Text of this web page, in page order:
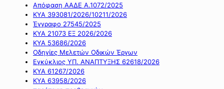
Απόφαση ΑΑΔΕ Α.1072/2025
ΚΥΑ 393081/2026/10211/2026
Έγγραφο 27545/2025
ΚΥΑ 21073 ΕΞ 2026/2026
ΚΥΑ 53686/2026
Οδηγίες Μελετών Οδικών Έργων
Εγκύκλιος ΥΠ. ΑΝΑΠΤΥΞΗΣ 62618/2026
ΚΥΑ 61267/2026
ΚΥΑ 63958/2026